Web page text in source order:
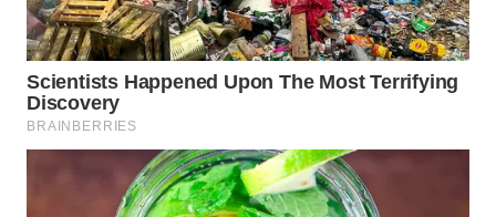
WN
NIAS
WN